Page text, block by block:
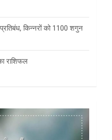
किन्नरों को 1100 शगुन
राशिफल